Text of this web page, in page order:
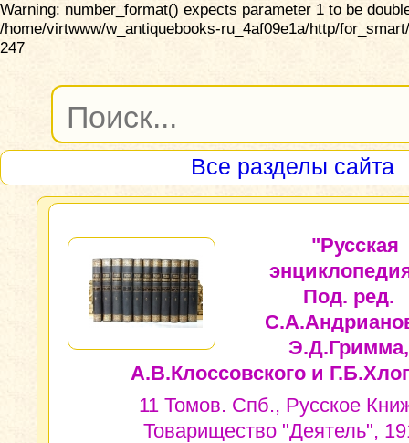
Warning: number_format() expects parameter 1 to be
/home/virtwww/w_antiquebooks-ru_4af09e1a/http/
247
Все разделы сайта
"Русская
Под. ред.
Э.Д.Гримма,
А.В.Клоссовского и
11 Томов. Спб., Русское
Товарищество "Деятель",